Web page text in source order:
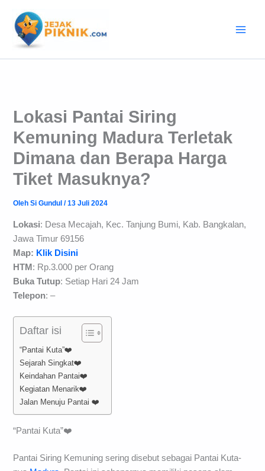
konten
Lokasi Pantai Siring
Kemuning Madura Terletak
Dimana dan Berapa Harga
Tiket Masuknya?
OlehSi Gundul/13 Juli 2024
Lokasi: Desa Mecajah, Kec. Tanjung Bumi, Kab. Bangkalan,
Jawa Timur 69156
Map: Klik Disini
HTM : Rp.3.000 per Orang
Buka Tutup: Setiap Hari 24 Jam
Telepon: –
Daftar isi
“Pantai Kuta”❤️
Sejarah Singkat❤️
Keindahan Pantai❤️
Kegiatan Menarik❤️
Jalan Menuju Pantai ❤️
“Pantai Kuta”❤️
Pantai Siring Kemuning sering disebut sebagai Pantai Kuta-